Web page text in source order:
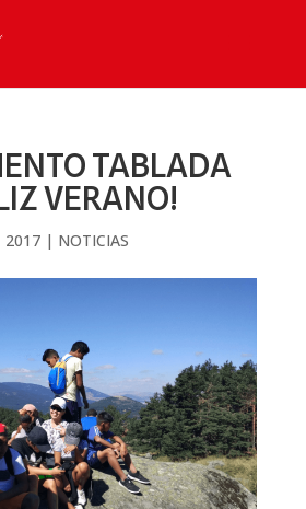
TABLADA
VERANO!
2017| NOTICIAS